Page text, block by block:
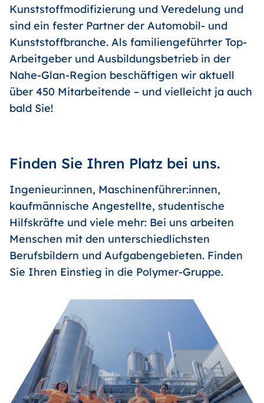
Kunststoffmodifizierung und Veredelung und
sind ein fester Partner der Automobil- und
Kunststoffbranche. Als familiengeführter Top-
Arbeitgeber und Ausbildungsbetrieb in der
Nahe-Glan-Region beschäftigen wir aktuell
über 450 Mitarbeitende – und vielleicht ja auch
bald Sie!
Finden Sie Ihren Platz bei uns.
Ingenieur:innen, Maschinenführer:innen,
kaufmännische Angestellte, studentische
Hilfskräfte und viele mehr: Bei uns arbeiten
Menschen mit den unterschiedlichsten
Berufsbildern und Aufgabengebieten. Finden
Sie Ihren Einstieg in die Polymer-Gruppe.